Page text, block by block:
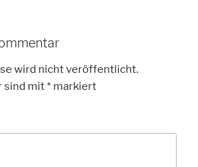
wird nicht veröffentlicht.
sind mit* markiert